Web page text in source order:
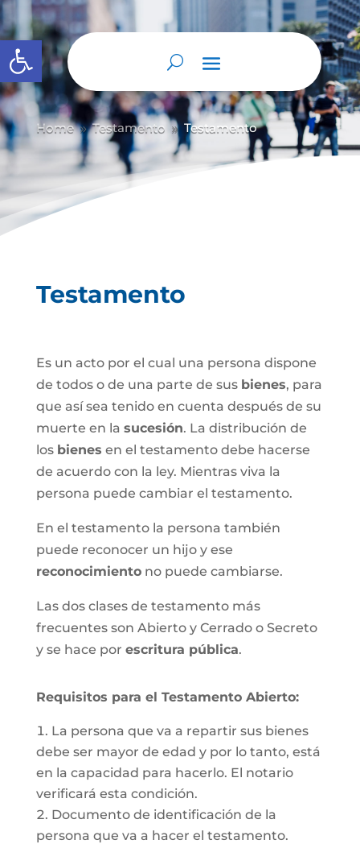
Abrir barra de herramientas
Home 9 Testamento 9 Testamento
Testamento
Es un acto por el cual una persona dispone
de todos o de una parte de sus bienes, para
que así sea tenido en cuenta después de su
muerte en la sucesión. La distribución de
los bienes en el testamento debe hacerse
de acuerdo con la ley. Mientras viva la
persona puede cambiar el testamento.
En el testamento la persona también
puede reconocer un hijo y ese
reconocimientono puede cambiarse.
Las dos clases de testamento más
frecuentes son Abierto y Cerrado o Secreto
y se hace por escritura pública.
Requisitos para el Testamento Abierto:
La persona que va a repartir sus bienes
debe ser mayor de edad y por lo tanto, está
en la capacidad para hacerlo. El notario
verificará esta condición.
Documento de identificación de la
persona que va a hacer el testamento.